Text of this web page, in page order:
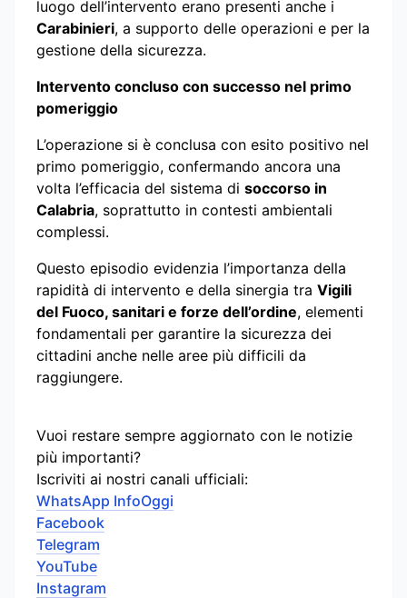
luogo dell’intervento erano presenti anche i
Carabinieri, a supporto delle operazioni e per la
gestione della sicurezza.
Intervento concluso con successo nel primo
pomeriggio
L’operazione si è conclusa con esito positivo nel
primo pomeriggio, confermando ancora una
volta l’efficacia del sistema di soccorso in
Calabria, soprattutto in contesti ambientali
complessi.
Questo episodio evidenzia l’importanza della
rapidità di intervento e della sinergia tra Vigili
del Fuoco, sanitari e forze dell’ordine, elementi
fondamentali per garantire la sicurezza dei
cittadini anche nelle aree più difficili da
raggiungere.
Vuoi restare sempre aggiornato con le notizie
più importanti?
Iscriviti ai nostri canali ufficiali:
WhatsApp InfoOggi
Facebook
Telegram
YouTube
Instagram